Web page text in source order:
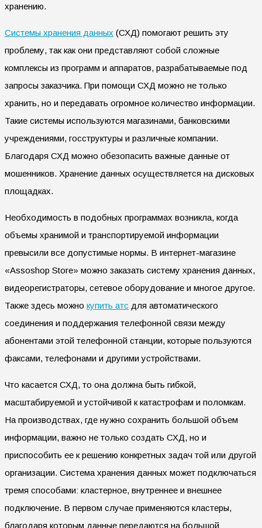
хранению.
Системы хранения данных (СХД) помогают решить эту
проблему, так как они представляют собой сложные
комплексы из программ и аппаратов, разрабатываемые под
запросы заказчика. При помощи СХД можно не только
хранить, но и передавать огромное количество информации.
Такие системы используются магазинами, банковскими
учреждениями, госструктуры и различные компании.
Благодаря СХД можно обезопасить важные данные от
мошенников. Хранение данных осуществляется на дисковых
площадках.
Необходимость в подобных программах возникла, когда
объемы хранимой и транспортируемой информации
превысили все допустимые нормы. В интернет-магазине
«Assoshop Store» можно заказать систему хранения данных,
видеорегистраторы, сетевое оборудование и многое другое.
Также здесь можно купить атс для автоматического
соединения и поддержания телефонной связи между
абонентами этой телефонной станции, которые пользуются
факсами, телефонами и другими устройствами.
Что касается СХД, то она должна быть гибкой,
масштабируемой и устойчивой к катастрофам и поломкам.
На производствах, где нужно сохранить большой объем
информации, важно не только создать СХД, но и
приспособить ее к решению конкретных задач той или другой
организации. Система хранения данных может подключаться
тремя способами: кластерное, внутреннее и внешнее
подключение. В первом случае применяются кластеры,
благодаря которым данные передаются на большой